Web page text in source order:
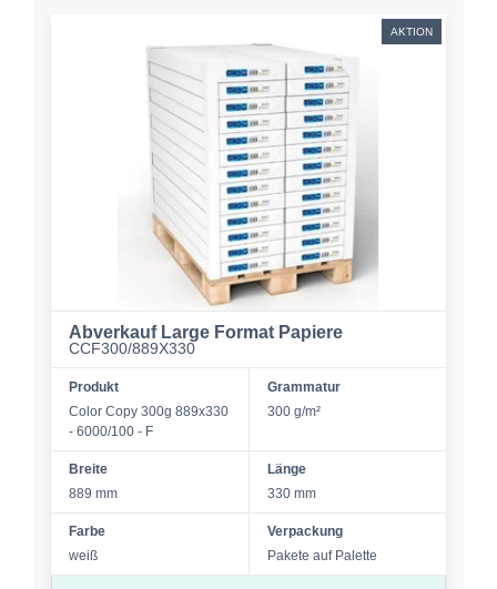
AKTION
Abverkauf Large Format Papiere
CCF300/889X330
Produkt
Color Copy 300g 889x330
- 6000/100 - F
Grammatur
300 g/m²
Breite
889 mm
Länge
330 mm
Farbe
weiß
Verpackung
Pakete auf Palette